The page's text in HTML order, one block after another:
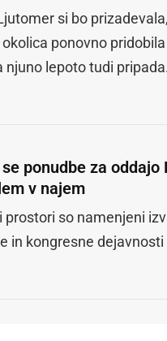
Ljutomer si bo
okolica ponovno
njuno lepoto tudi pripada.
se ponudbe za oddajo
v najem
prostori so namenjeni
in kongresne